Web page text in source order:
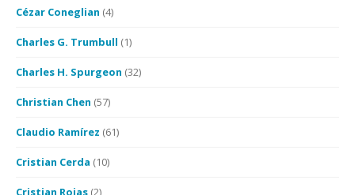
Cézar Coneglian (4)
Charles G. Trumbull (1)
Charles H. Spurgeon (32)
Christian Chen (57)
Claudio Ramírez (61)
Cristian Cerda (10)
Cristian Rojas (2)